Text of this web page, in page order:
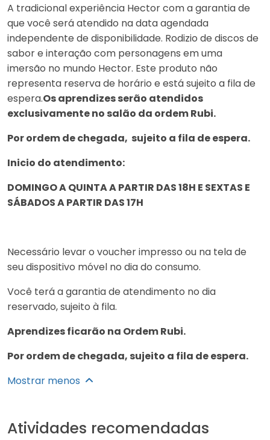
A tradicional experiência Hector com a garantia de
que você será atendido na data agendada
independente de disponibilidade. Rodizio de discos de
sabor e interação com personagens em uma
imersão no mundo Hector. Este produto não
representa reserva de horário e está sujeito a fila de
espera.Os aprendizes serão atendidos
exclusivamente no salão da ordem Rubi.
Por ordem de chegada, sujeito a fila de espera.
Inicio do atendimento:
DOMINGO A QUINTA A PARTIR DAS 18H E SEXTAS E
SÁBADOS A PARTIR DAS 17H
Necessário levar o voucher impresso ou na tela de
seu dispositivo móvel no dia do consumo.
Você terá a garantia de atendimento no dia
reservado, sujeito à fila.
Aprendizes ficarão na Ordem Rubi.
Por ordem de chegada, sujeito a fila de espera.
Mostrar menos
Atividades recomendadas